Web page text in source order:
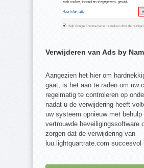
Verwijderen van Ads by
Aangezien het hier om
gaat, is het aan te raden om uw
regelmatig te controleren op
nadat u de verwijdering heeft
uw systeem opnieuw met behulp
vertrouwde beveiligingssoftware
zorgen dat de verwijdering van
luu.lightquartrate.com succesvol